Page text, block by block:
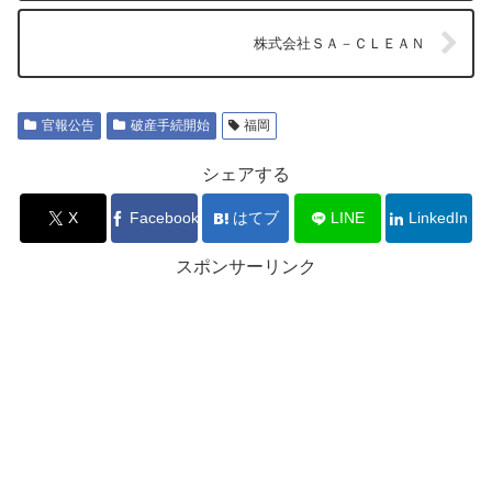
株式会社ＳＡ－ＣＬＥＡＮ
官報公告 破産手続開始 福岡
シェアする
X Facebook はてブ LINE LinkedIn
スポンサーリンク